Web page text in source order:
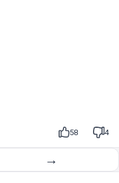
58 4
→